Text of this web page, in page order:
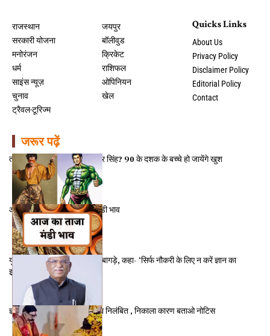
राजस्थान
सरकारी योजना
मनोरंजन
धर्म
साइंस न्यूज़
चुनाव
ट्रैवल-टूरिज्म
जयपुर
बॉलीवुड
क्रिकेट
राशिफल
ओपिनियन
खेल
Quicks Links
About Us
Privacy Policy
Disclaimer Policy
Editorial Policy
Contact
जरूर पढ़ें
तो क्या अब ‘नागराज’ बनेंगे रणवीर सिंह? 90 के दशक के बच्चे हो जायेंगे खुश
आज 30 दिसंबर का राजस्थान मंडी भाव
युवाओं से बोले राज्यपाल हरिभाऊ बागड़े, कहा- ‘सिर्फ नौकरी के लिए न करें ज्ञान का
इस्तेमाल’
ज्ञानदेव आहूजा को भाजपा ने किया निलंबित , निकाला कारण बताओ नोटिस